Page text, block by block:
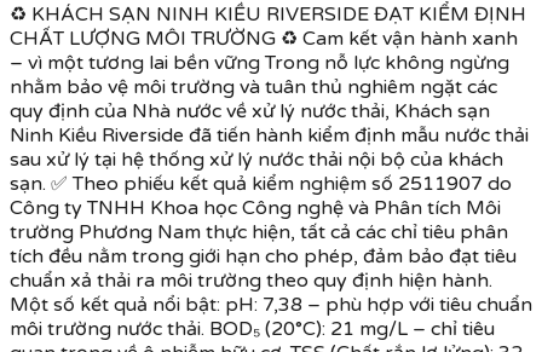
♻️ KHÁCH SẠN NINH KIỀU RIVERSIDE ĐẠT KIỂM ĐỊNH
CHẤT LƯỢNG MÔI TRƯỜNG ♻️ Cam kết vận hành xanh
– vì một tương lai bền vững Trong nỗ lực không ngừng
nhằm bảo vệ môi trường và tuân thủ nghiêm ngặt các
quy định của Nhà nước về xử lý nước thải, Khách sạn
Ninh Kiều Riverside đã tiến hành kiểm định mẫu nước thải
sau xử lý tại hệ thống xử lý nước thải nội bộ của khách
sạn. ✅ Theo phiếu kết quả kiểm nghiệm số 2511907 do
Công ty TNHH Khoa học Công nghệ và Phân tích Môi
trường Phương Nam thực hiện, tất cả các chỉ tiêu phân
tích đều nằm trong giới hạn cho phép, đảm bảo đạt tiêu
chuẩn xả thải ra môi trường theo quy định hiện hành.
Một số kết quả nổi bật: pH: 7,38 – phù hợp với tiêu chuẩn
môi trường nước thải. BOD₅ (20°C): 21 mg/L – chỉ tiêu